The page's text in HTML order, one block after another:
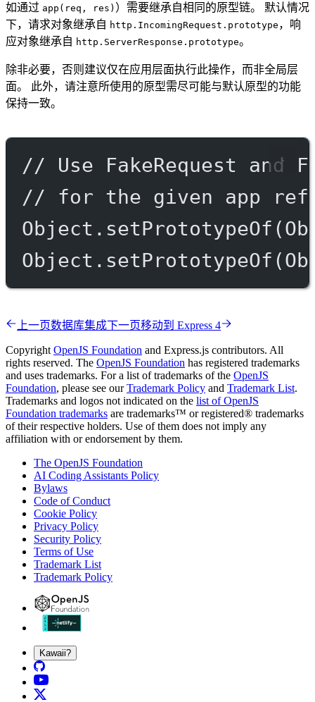
如通过 app(req, res) ）需要继承自相同的原型链。 默认情况
下，请求对象继承自 http.IncomingRequest.prototype ，响
应对象继承自 http.ServerResponse.prototype。
除非必要，否则建议仅在应用层面执行此操作，而非全局层
面。 此外，请注意所使用的原型需尽可能与默认原型的功能
保持一致。
// Use FakeRequest and
// for the given app
Object. setPrototypeOf
Object. setPrototypeOf
上一页数据库集成下一页移动到 Express 4
Copyright OpenJS Foundation and Express.js contributors. All
rights reserved. The OpenJS Foundation has registered trademarks
and uses trademarks. For a list of trademarks of the OpenJS
Foundation, please see ourTrademark Policy and Trademark List.
Trademarks and logos not indicated on the list of OpenJS
Foundation trademarks are trademarks™ or registered® trademarks
of their respective holders. Use of them does not imply any
affiliation with or endorsement by them.
The OpenJS Foundation
AI Coding Assistants Policy
Bylaws
Code of Conduct
Cookie Policy
Privacy Policy
Security Policy
Terms of Use
Trademark List
Trademark Policy
Kawaii?